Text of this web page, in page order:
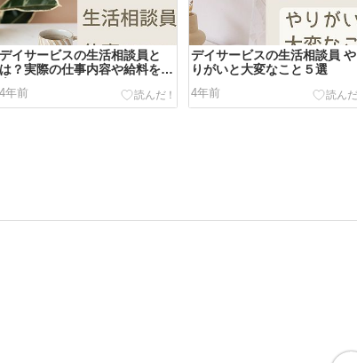
デイサービスの生活相談員と
は？実際の仕事内容や給料を紹
4年前
デイサービスの生活相談員 や
りがいと大変なこと５選
4年前